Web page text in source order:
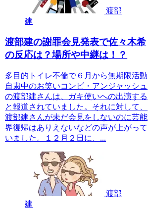
渡部
建
渡部建の謝罪会見発表で佐々木希
の反応は？場所や中継は！？
多目的トイレ不倫で６月から無期限活動
自粛中のお笑いコンビ・アンジャッシュ
の渡部建さんは、ガキ使いへの出演する
と報道されていました。それに対して、
渡部建さんが未だ会見をしないのに芸能
界復帰はありえないなどの声が上がって
いました。１２月２日に、...
渡部
建